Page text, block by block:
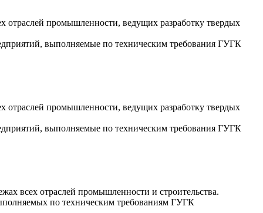
отраслей промышленности, ведущих разработку твердых
выполняемые по техническим требования ГУГК
отраслей промышленности, ведущих разработку твердых
выполняемые по техническим требования ГУГК
всех отраслей промышленности и строительства.
по техническим требованиям ГУГК